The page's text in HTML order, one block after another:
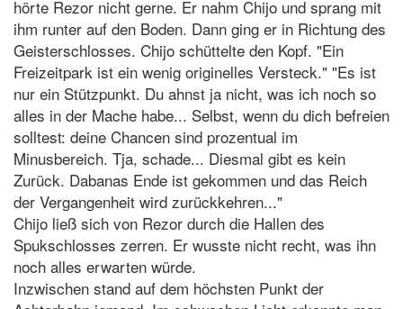
hörte Rezor nicht gerne. Er nahm Chijo und sprang mit
ihm runter auf den Boden. Dann ging er in Richtung des
Geisterschlosses. Chijo schüttelte den Kopf. "Ein
Freizeitpark ist ein wenig originelles Versteck." "Es ist
nur ein Stützpunkt. Du ahnst ja nicht, was ich noch so
alles in der Mache habe... Selbst, wenn du dich befreien
solltest: deine Chancen sind prozentual im
Minusbereich. Tja, schade... Diesmal gibt es kein
Zurück. Dabanas Ende ist gekommen und das Reich
der Vergangenheit wird zurückkehren..."
Chijo ließ sich von Rezor durch die Hallen des
Spukschlosses zerren. Er wusste nicht recht, was ihn
noch alles erwarten würde.
Inzwischen stand auf dem höchsten Punkt der